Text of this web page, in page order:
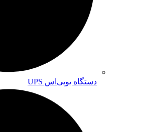
دستگاه یوپی‌اس UPS